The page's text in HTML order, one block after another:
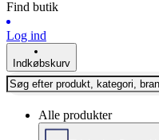
Find butik
Log ind
Indkøbskurv
Alle produkter